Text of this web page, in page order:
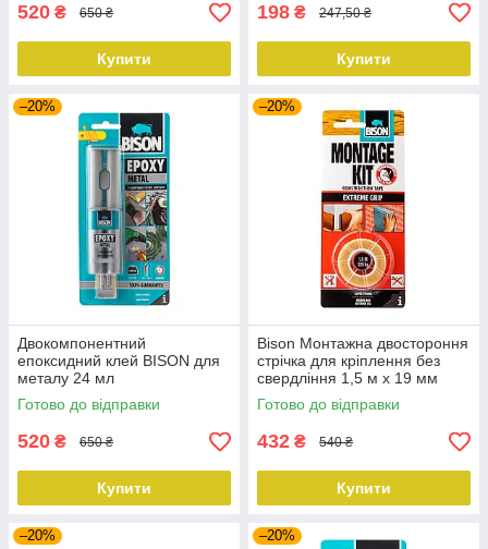
520 ₴ 650 ₴
Купити
198 ₴ 247,50 ₴
Купити
–20%
Двокомпонентний
епоксидний клей BISON для
металу 24 мл
Готово до відправки
520 ₴ 650 ₴
Купити
–20%
Bison Монтажна двостороння
стрічка для кріплення без
свердління 1,5 м х 19 мм
Готово до відправки
432 ₴ 540 ₴
Купити
–20% –20%